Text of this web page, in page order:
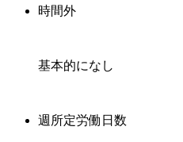
時間外
基本的になし
週所定労働日数